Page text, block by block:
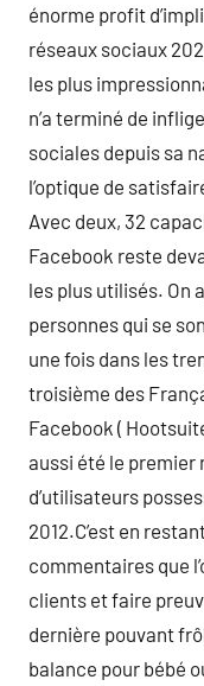
énorme profit
réseaux sociaux
les plus
n’a terminé de
sociales depuis sa
l’optique de
Avec deux, 32
Facebook reste
les plus utilisés. On
personnes qui se
une fois dans les
troisième des
Facebook (
aussi été le premier
d’utilisateurs
2012.C’est en
commentaires que
clients et faire
dernière pouvant
balance pour bébé